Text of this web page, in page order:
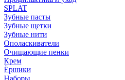
SPLAT
Зубные пасты
Зубные щетки
Зубные нити
Ополаскиватели
Очищающие пенки
Крем
Ёршики
Наборы